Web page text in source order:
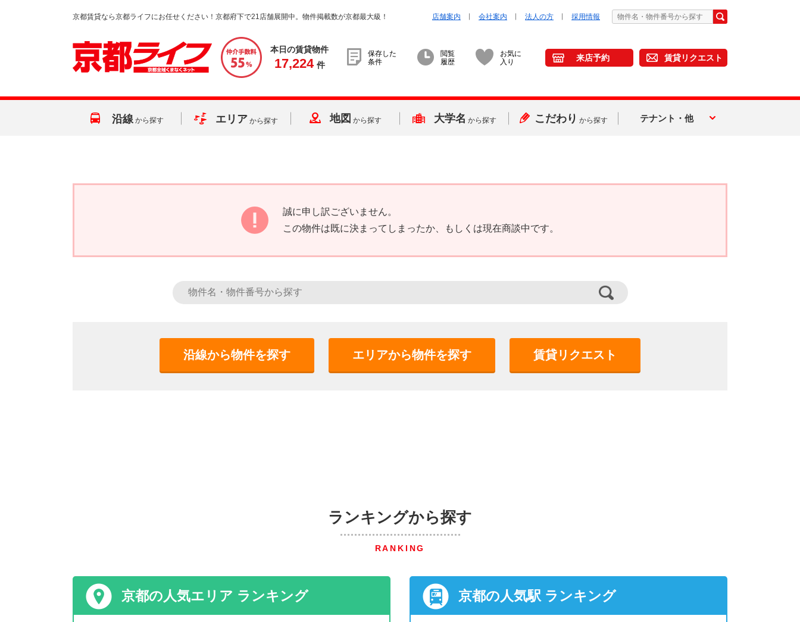
京都賃貸なら京都ライフにお任せください！京都府下で21店舗展開中。物件掲載数が京都最大級！ 店舗案内 会社案内 法人の方 採用情報
本日の賃貸物件
17,224 件
保存した
条件
閲覧
履歴
お気に
入り
来店予約 賃貸リクエスト
沿線 から探す エリア から探す 地図 から探す 大学名 から探す こだわり から探す テナント・他
誠に申し訳ございません。
この物件は既に決まってしまったか、もしくは現在商談中です。
沿線から物件を探す エリアから物件を探す 賃貸リクエスト
ランキングから探す
RANKING
京都の人気エリア ランキング 京都の人気駅 ランキング